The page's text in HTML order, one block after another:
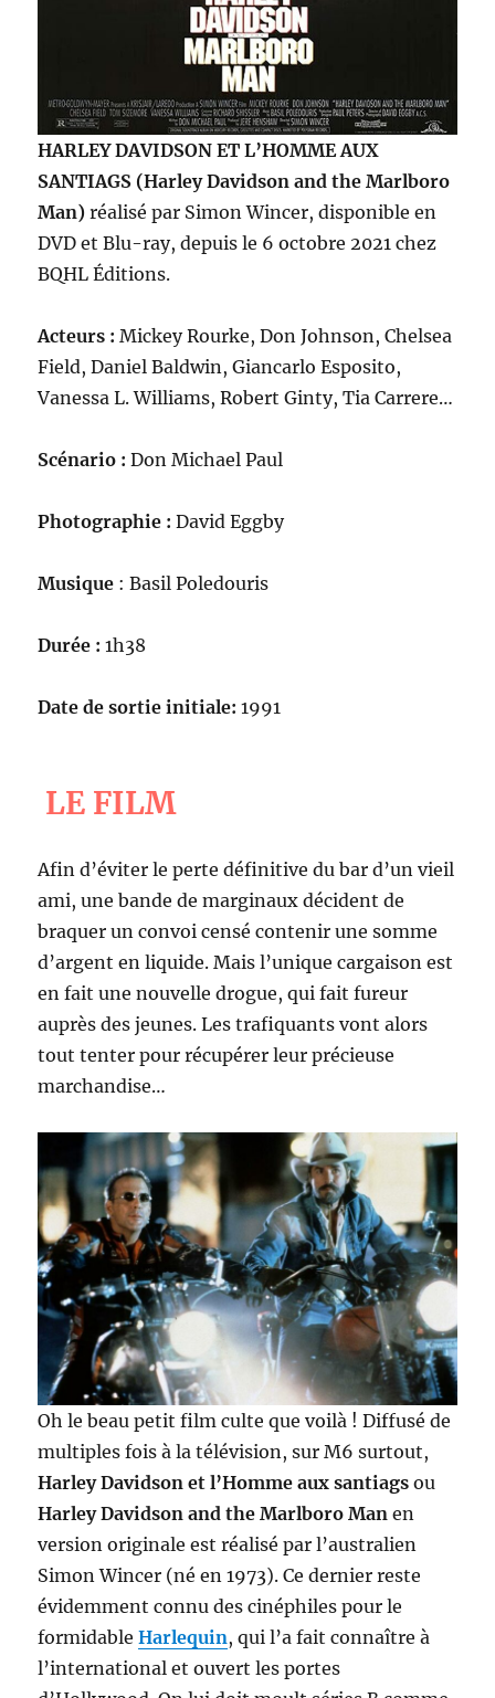
HARLEY DAVIDSON ET L’HOMME AUX
SANTIAGS (Harley Davidson and the Marlboro
Man)réalisé par Simon Wincer, disponible en
DVD et Blu-ray, depuis le 6 octobre 2021 chez
BQHL Éditions.
Acteurs : Mickey Rourke, Don Johnson, Chelsea
Field, Daniel Baldwin, Giancarlo Esposito,
Vanessa L. Williams, Robert Ginty, Tia Carrere…
Scénario : Don Michael Paul
Photographie : David Eggby
Musique : Basil Poledouris
Durée : 1h38
Date de sortie initiale: 1991
LE FILM
Afin d’éviter le perte définitive du bar d’un vieil
ami, une bande de marginaux décident de
braquer un convoi censé contenir une somme
d’argent en liquide. Mais l’unique cargaison est
en fait une nouvelle drogue, qui fait fureur
auprès des jeunes. Les trafiquants vont alors
tout tenter pour récupérer leur précieuse
marchandise…
Oh le beau petit film culte que voilà ! Diffusé de
multiples fois à la télévision, sur M6 surtout,
Harley Davidson et l’Homme aux santiags ou
Harley Davidson and the Marlboro Man en
version originale est réalisé par l’australien
Simon Wincer (né en 1973). Ce dernier reste
évidemment connu des cinéphiles pour le
formidableHarlequin, qui l’a fait connaître à
l’international et ouvert les portes